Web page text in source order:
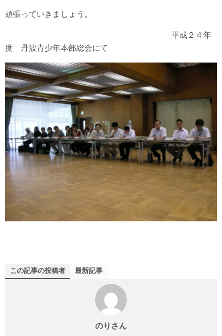
頑張っていきましょう。
平成２４年
度 丹波青少年本部総会にて
この記事の投稿者 最新記事
のりさん